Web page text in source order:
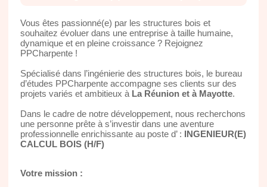
Vous êtes passionné(e) par les structures bois et
souhaitez évoluer dans une entreprise à taille humaine,
dynamique et en pleine croissance ? Rejoignez
PPCharpente !
Spécialisé dans l’ingénierie des structures bois, le bureau
d’études PPCharpente accompagne ses clients sur des
projets variés et ambitieux à La Réunion et à Mayotte.
Dans le cadre de notre développement, nous recherchons
une personne prête à s’investir dans une aventure
professionnelle enrichissante au poste d’ : INGENIEUR(E)
CALCUL BOIS (H/F)
Votre mission :